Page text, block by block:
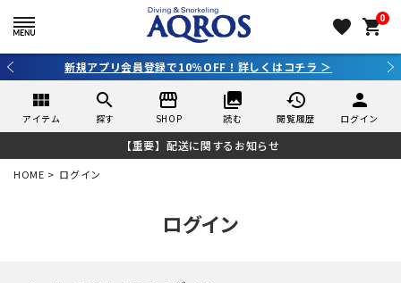
favorite 0
shopping_cart
新規アプリ会員登録で10％OFF！詳しくはコチラ ＞
view_module
アイテム
search
探す
storefront
SHOP
collections
読む
history
閲覧履歴
person
ログイン
【重要】配送に関するお知らせ
HOME ログイン
ログイン